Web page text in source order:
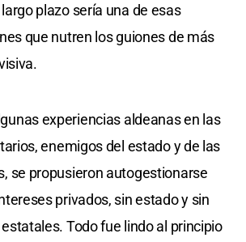
plazo sería una de esas
que nutren los guiones de más
experiencias aldeanas en las
enemigos del estado y de las
se propusieron autogestionarse
privados, sin estado y sin
Todo fue lindo al principio